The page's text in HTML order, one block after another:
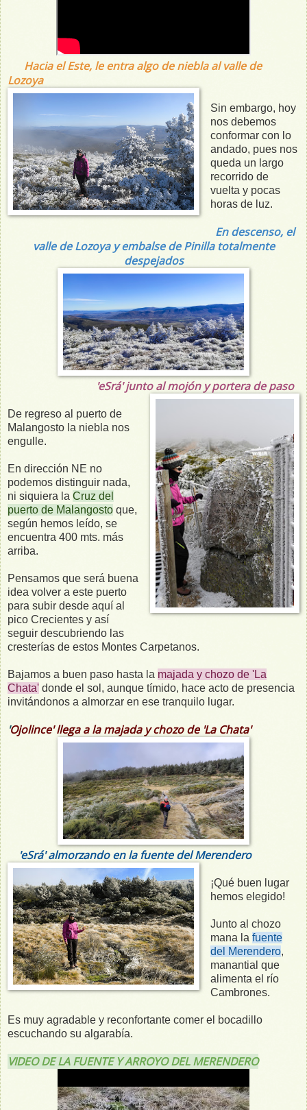
Hacia el Este, le entra algo de niebla al valle de
Lozoya
Sin embargo, hoy
nos debemos
conformar con lo
andado, pues nos
queda un largo
recorrido de
vuelta y pocas
horas de luz.
En descenso, el
valle de Lozoya y embalse de Pinilla totalmente
despejados
'eSrá' junto al mojón y portera de paso
De regreso al puerto de
Malangosto la niebla nos
engulle.
En dirección NE no
podemos distinguir nada,
ni siquiera la Cruz del
puerto de Malangosto que,
según hemos leído, se
encuentra 400 mts. más
arriba.
Pensamos que será buena
idea volver a este puerto
para subir desde aquí al
pico Crecientes y así
seguir descubriendo las
cresterías de estos Montes Carpetanos.
Bajamos a buen paso hasta la majada y chozo de 'La
Chata' donde el sol, aunque tímido, hace acto de presencia
invitándonos a almorzar en ese tranquilo lugar.
Ojolince' llega a la majada y chozo de 'La Chata'
'eSrá' almorzando en la fuente del Merendero
¡Qué buen lugar
hemos elegido!
Junto al chozo
mana la fuente
del Merendero,
manantial que
alimenta el río
Cambrones.
Es muy agradable y reconfortante comer el bocadillo
escuchando su algarabía.
VIDEO DE LA FUENTE Y ARROYO DEL MERENDERO